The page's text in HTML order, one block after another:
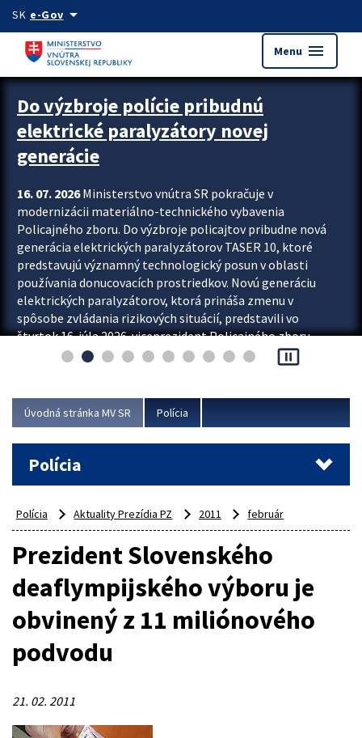
Preskocit na hlavný obsah
SK e-Govarrow_drop_down
Menu menu
Zastavit automatický posun upútavok
Do výzbroje polície pribudnú
elektrické paralyzátory novej
generácie
16. 07. 2026Ministerstvo vnútra SR pokračuje v
modernizácii materiálno-technického vybavenia
Policajného zboru. Do výzbroje policajtov pribudne nová
generácia elektrických paralyzátorov TASER 10, ktoré
predstavujú významný technologický posun v oblasti
používania donucovacích prostriedkov. Novú generáciu
elektrických paralyzátorov, ktorá prináša zmenu v
spôsobe zvládania rizikových situácií, predstavili vo
štvrtok 16. júla 2026 viceprezident Policajného zboru
Rastislav Polakovič a riaditeľ odboru výcviku...
pause_presentation
Úvodná stránka MV SR Polícia
Polícia
Polícia Aktuality Prezídia PZ 2011 február
Prezident Slovenského
deaflympijského výboru je
obvinený z 11 miliónového
podvodu
21. 02. 2011